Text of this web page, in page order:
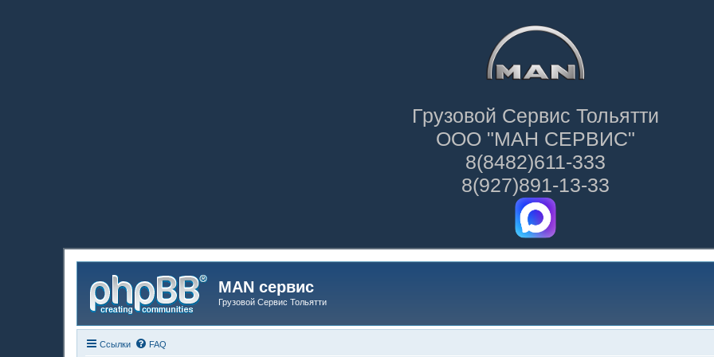
Грузовой Сервис Тольятти
ООО "МАН СЕРВИС"
8(8482)611-333
8(927)891-13-33
MAN сервис
Грузовой Сервис Тольятти
Ссылки FAQ